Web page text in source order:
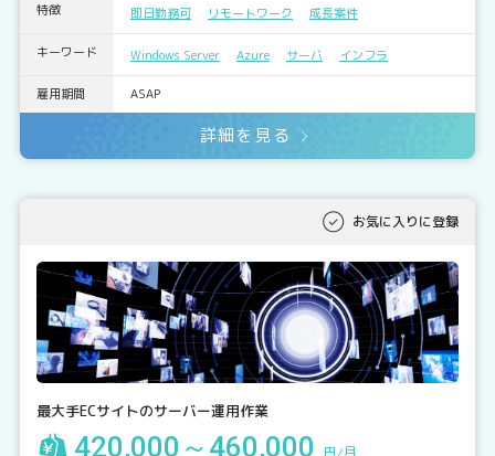
特徴 即日勤務可 リモートワーク 成長案件
キーワード Windows Server Azure サーバ インフラ
雇用期間 ASAP
詳細を見る
お気に入りに登録
最大手ECサイトのサーバー運用作業
420,000～460,000 円/月